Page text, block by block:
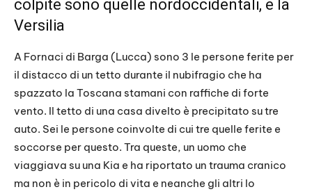
colpite sono quelle nordoccidentali, e la
Versilia
A Fornaci di Barga (Lucca) sono 3 le persone ferite per
il distacco di un tetto durante il nubifragio che ha
spazzato la Toscana stamani con raffiche di forte
vento. Il tetto di una casa divelto è precipitato su tre
auto. Sei le persone coinvolte di cui tre quelle ferite e
soccorse per questo. Tra queste, un uomo che
viaggiava su una Kia e ha riportato un trauma cranico
ma non è in pericolo di vita e neanche gli altri lo